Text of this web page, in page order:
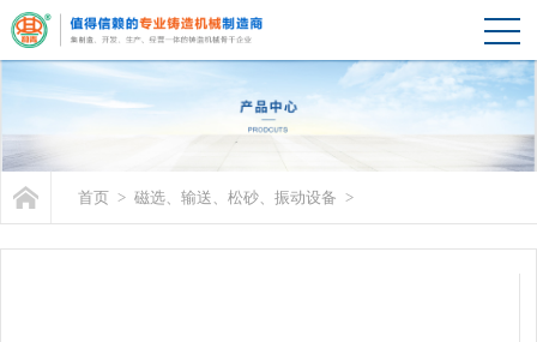
首页 > 磁选、输送、松砂、振动设备 >